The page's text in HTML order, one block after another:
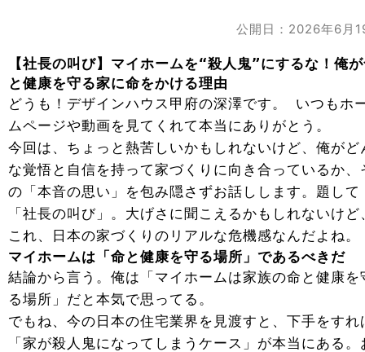
公開日：2026年6月
【社長の叫び】マイホームを“殺人鬼”にするな！俺
と健康を守る家に命をかける理由
どうも！デザインハウス甲府の深澤です。 いつもホ
ムページや動画を見てくれて本当にありがとう。
今回は、ちょっと熱苦しいかもしれないけど、俺がど
な覚悟と自信を持って家づくりに向き合っているか、
の「本音の思い」を包み隠さずお話しします。題して
「社長の叫び」。大げさに聞こえるかもしれないけど
これ、日本の家づくりのリアルな危機感なんだよね。
マイホームは「命と健康を守る場所」であるべきだ
結論から言う。俺は「マイホームは家族の命と健康を
る場所」だと本気で思ってる。
でもね、今の日本の住宅業界を見渡すと、下手をすれ
「家が殺人鬼になってしまうケース」が本当にある。